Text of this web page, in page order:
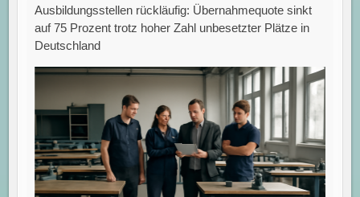
Ausbildungsstellen rückläufig: Übernahmequote sinkt
auf 75 Prozent trotz hoher Zahl unbesetzter Plätze in
Deutschland